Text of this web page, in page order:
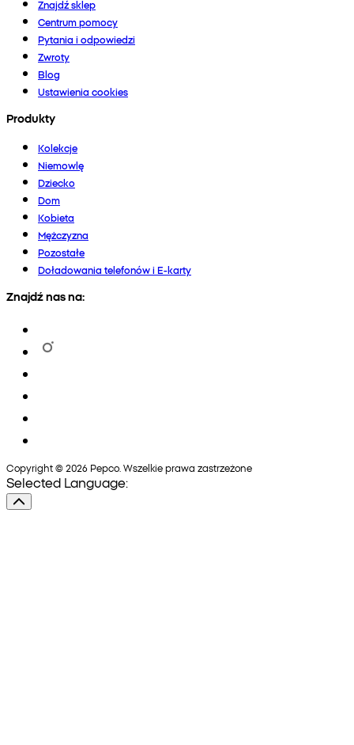
Znajdź sklep
Centrum pomocy
Pytania i odpowiedzi
Zwroty
Blog
Ustawienia cookies
Produkty
Kolekcje
Niemowlę
Dziecko
Dom
Kobieta
Mężczyzna
Pozostałe
Doładowania telefonów i E-karty
Znajdź nas na:
Copyright © 2026 Pepco. Wszelkie prawa zastrzeżone
Selected Language: